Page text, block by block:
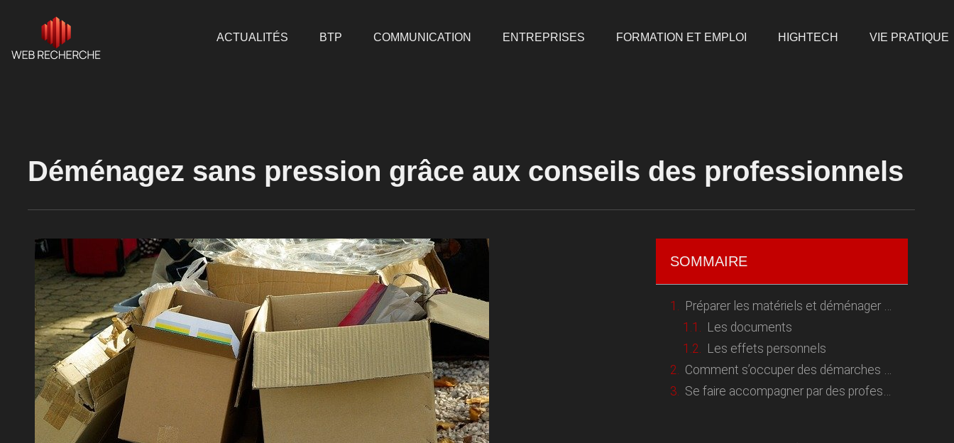
ACTUALITÉS BTP COMMUNICATION ENTREPRISES FORMATION ET EMPLOI HIGHTECH VIE PRATIQUE
Déménagez sans pression grâce aux conseils des professionnels
SOMMAIRE
Préparer les matériels et déménager facile
Les documents
Les effets personnels